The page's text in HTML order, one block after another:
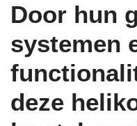
Door hun
systemen
deze